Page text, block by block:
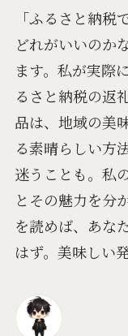
「ふるさと納税
どれがいいのか
ます。私が実際
るさと納税の返
品は、地域の美
る素晴らしい方
迷うことも。私
とその魅力を分
を読めば、あな
はず。美味しい